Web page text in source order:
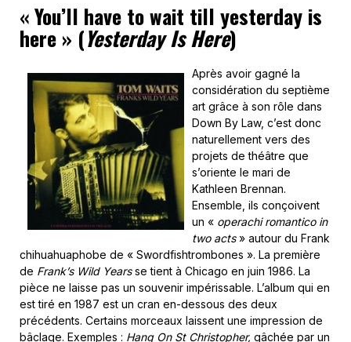
« You’ll have to wait till yesterday is
here » (Yesterday Is Here)
Après avoir gagné la
considération du septième
art grâce à son rôle dans
Down By Law, c’est donc
naturellement vers des
projets de théâtre que
s’oriente le mari de
Kathleen Brennan.
Ensemble, ils conçoivent
un « operachi romantico in
two acts» autour du Frank
chihuahuaphobe de « Swordfishtrombones ». La première
de Frank’s Wild Yearsse tient à Chicago en juin 1986. La
pièce ne laisse pas un souvenir impérissable. L’album qui en
est tiré en 1987 est un cran en-dessous des deux
précédents. Certains morceaux laissent une impression de
bâclage. Exemples : Hang On St Christopher, gâchée par un